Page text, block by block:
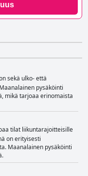
sekä ulko- että
pysäköinti
mikä tarjoaa erinomaista
tilat liikuntarajoitteisille
on erityisesti
Maanalainen pysäköinti